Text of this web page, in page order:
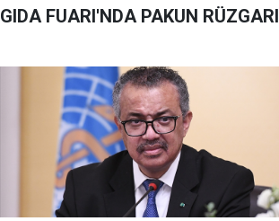
GIDA FUARI'NDA PAKUN RÜZGARI